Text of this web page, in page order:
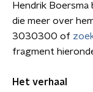
Hendrik Boersma
die meer over
3030300 of
fragment
Het verhaal